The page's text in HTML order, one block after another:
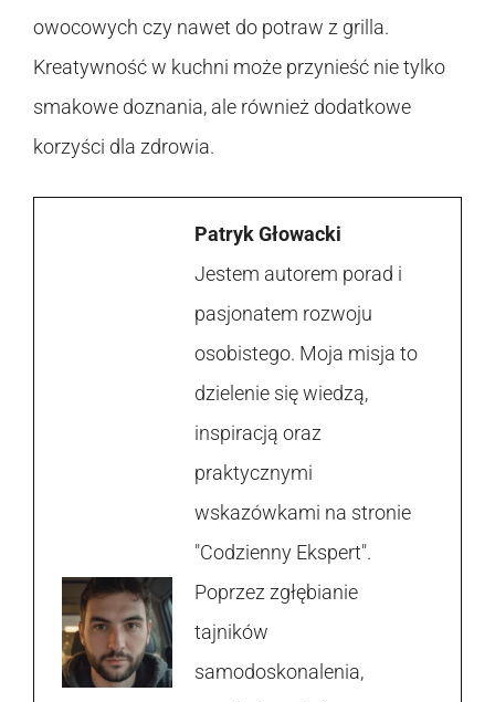
owocowych czy nawet do potraw z grilla.
Kreatywność w kuchni może przynieść nie tylko
smakowe doznania, ale również dodatkowe
korzyści dla zdrowia.
Patryk Głowacki
Jestem autorem porad i
pasjonatem rozwoju
osobistego. Moja misja to
dzielenie się wiedzą,
inspiracją oraz
praktycznymi
wskazówkami na stronie
"Codzienny Ekspert".
Poprzez zgłębianie
tajników
samodoskonalenia,